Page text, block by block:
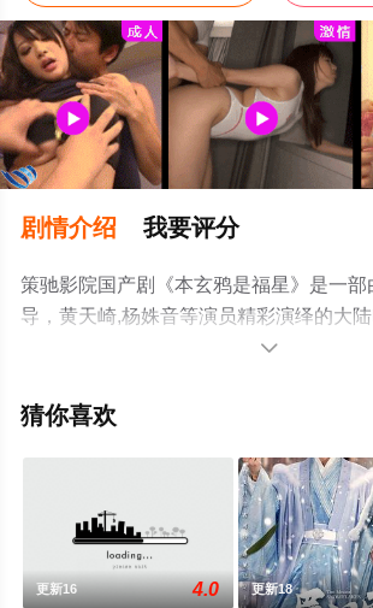
剧情介绍 我要评分
策驰影院国产剧《本玄鸦是福星》是一部
导，黄天崎,杨姝音等演员精彩演绎的大
剧情已揭晓（全27集），手机免费观看高
电视剧、电视猫或剧情网等平台了解。

猜你喜欢
更新16 4.0 更新18